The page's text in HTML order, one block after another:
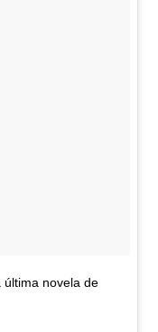
última novela de